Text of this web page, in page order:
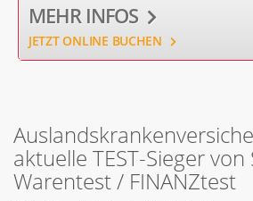
MEHR INFOS
JETZT ONLINE BUCHEN
aktuelle TEST-Sieger
Warentest / FINANZtest